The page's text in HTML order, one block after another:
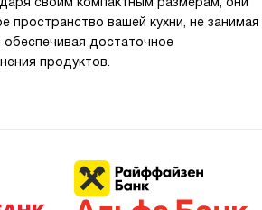
пространство вашей кухни, не занимая
достаточное
продуктов.